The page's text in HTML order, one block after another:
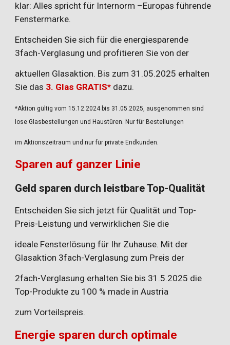
klar: Alles spricht für Internorm –Europas führende
Fenstermarke.
Entscheiden Sie sich für die energiesparende
3fach-Verglasung und profitieren Sie von der
aktuellen Glasaktion. Bis zum 31.05.2025 erhalten
Sie das 3. Glas GRATIS* dazu.
*Aktion gültig vom 15.12.2024 bis 31.05.2025, ausgenommen sind
lose Glasbestellungen und Haustüren. Nur für Bestellungen
im Aktionszeitraum und nur für private Endkunden.
Sparen auf ganzer Linie
Geld sparen durch leistbare Top-Qualität
Entscheiden Sie sich jetzt für Qualität und Top-
Preis-Leistung und verwirklichen Sie die
ideale Fensterlösung für Ihr Zuhause. Mit der
Glasaktion 3fach-Verglasung zum Preis der
2fach-Verglasung erhalten Sie bis 31.5.2025 die
Top-Produkte zu 100 % made in Austria
zum Vorteilspreis.
Energie sparen durch optimale